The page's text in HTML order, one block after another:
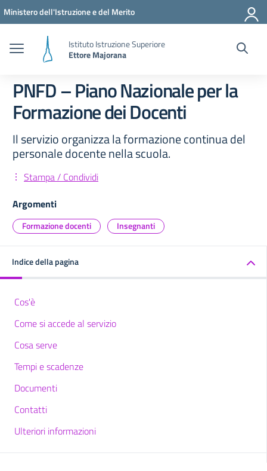
Vai ai contenuti
Vai al menu di navigazione
Vai al footer
Ministero dell'Istruzione e del Merito
Istituto Istruzione Superiore
Ettore Majorana
PNFD – Piano Nazionale per la
Formazione dei Docenti
Il servizio organizza la formazione continua del
personale docente nella scuola.
Stampa / Condividi
Argomenti
Formazione docenti Insegnanti
Indice della pagina
Cos'è
Come si accede al servizio
Cosa serve
Tempi e scadenze
Documenti
Contatti
Ulteriori informazioni